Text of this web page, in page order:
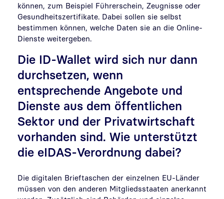
können, zum Beispiel Führerschein, Zeugnisse oder
Gesundheitszertifikate. Dabei sollen sie selbst
bestimmen können, welche Daten sie an die Online-
Dienste weitergeben.
Die ID-Wallet wird sich nur dann
durchsetzen, wenn
entsprechende Angebote und
Dienste aus dem öffentlichen
Sektor und der Privatwirtschaft
vorhanden sind. Wie unterstützt
die eIDAS-Verordnung dabei?
Die digitalen Brieftaschen der einzelnen EU-Länder
müssen von den anderen Mitgliedsstaaten anerkannt